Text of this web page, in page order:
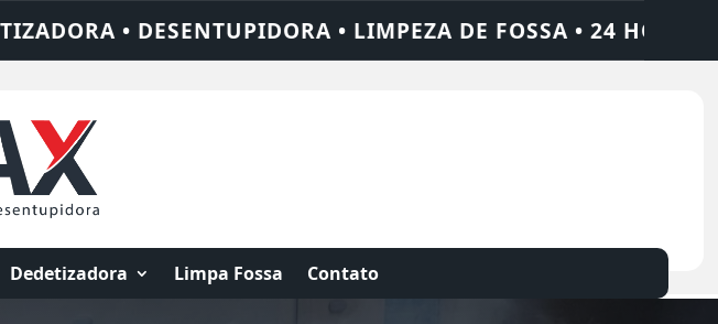
DE FOSSA • 24 HORAS • CHAME QUEM RESOLVE: AJAX
Dedetizadora Limpa Fossa Contato